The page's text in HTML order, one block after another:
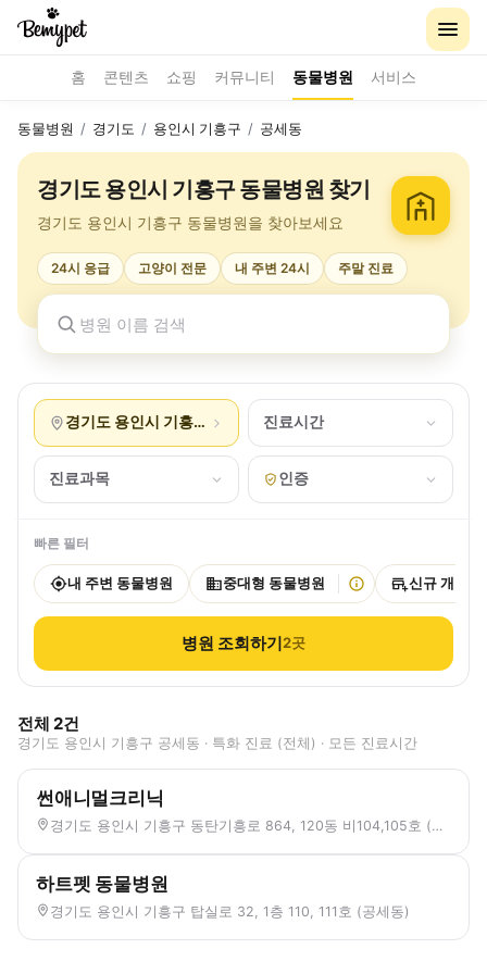
홈 콘텐츠 쇼핑 커뮤니티 동물병원 서비스
동물병원 / 경기도 / 용인시 기흥구 / 공세동
경기도 용인시 기흥구 동물병원 찾기
경기도 용인시 기흥구 동물병원을 찾아보세요
24시 응급 고양이 전문 내 주변 24시 주말 진료
경기도 용인시 기흥구 공세동 진료시간
진료과목 인증
빠른 필터
내 주변 동물병원 중대형 동물병원 신규 개원
병원 조회하기2곳
전체 2건
경기도 용인시 기흥구 공세동 · 특화 진료 (전체) · 모든 진료시간
썬애니멀크리닉
경기도 용인시 기흥구 동탄기흥로 864, 120동 비104,105호 (공세동, 공세 호수마을 공세성원상떼레이크뷰)
하트펫 동물병원
경기도 용인시 기흥구 탑실로 32, 1층 110, 111호 (공세동)